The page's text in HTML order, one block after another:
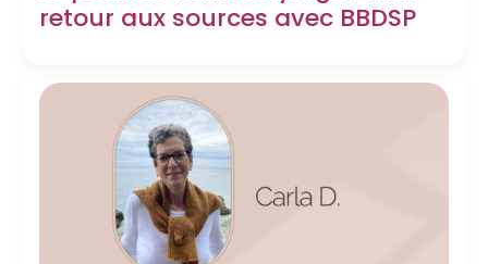
retour aux sources avec BBDSP